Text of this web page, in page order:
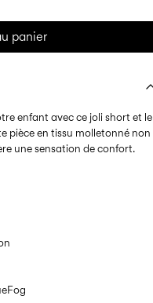
panier
enfant avec ce joli short et le
pièce en tissu molletonné non
une sensation de confort.